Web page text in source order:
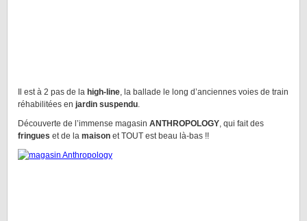
Il est à 2 pas de la high-line, la ballade le long d’anciennes voies de train
réhabilitées en jardin suspendu.
Découverte de l’immense magasin ANTHROPOLOGY, qui fait des
fringues et de la maison et TOUT est beau là-bas !!